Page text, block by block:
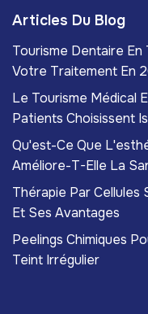
Articles Du Blog
Tourisme Dentaire
Votre Traitement En
Le Tourisme Médical
Patients Choisissent
Qu'est-Ce Que
Améliore-T-Elle La
Thérapie Par Cellules
Et Ses Avantages
Peelings Chimiques
Teint Irrégulier